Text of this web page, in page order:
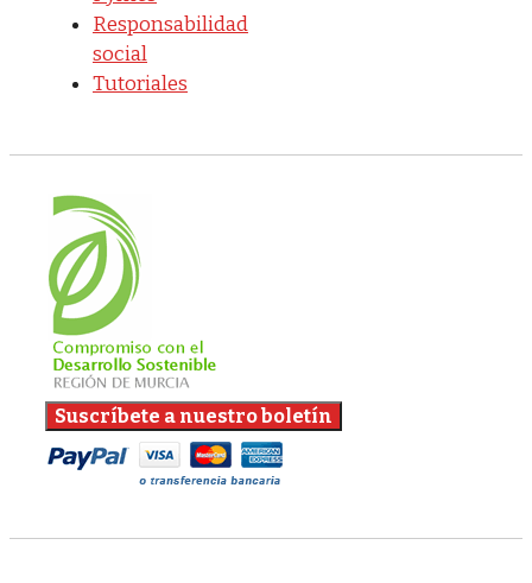
Responsabilidad
social
Tutoriales